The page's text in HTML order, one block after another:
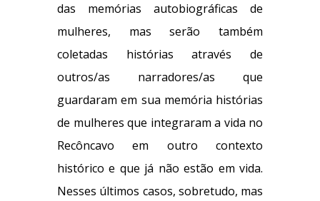
das memórias autobiográficas de
mulheres, mas serão também
coletadas histórias através de
outros/as narradores/as que
guardaram em sua memória histórias
de mulheres que integraram a vida no
Recôncavo em outro contexto
histórico e que já não estão em vida.
Nesses últimos casos, sobretudo, mas